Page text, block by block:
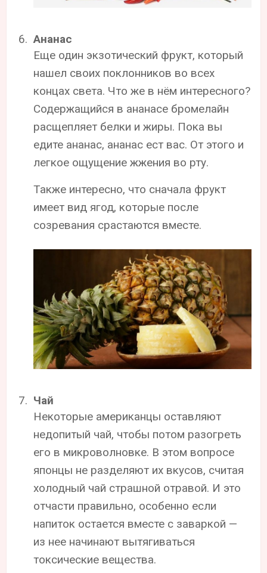
Ананас
Еще один экзотический фрукт, который
нашел своих поклонников во всех
концах света. Что же в нём интересного?
Содержащийся в ананасе бромелайн
расщепляет белки и жиры. Пока вы
едите ананас, ананас ест вас. От этого и
легкое ощущение жжения во рту.
Также интересно, что сначала фрукт
имеет вид ягод, которые после
созревания срастаются вместе.
Чай
Некоторые американцы оставляют
недопитый чай, чтобы потом разогреть
его в микроволновке. В этом вопросе
японцы не разделяют их вкусов, считая
холодный чай страшной отравой. И это
отчасти правильно, особенно если
напиток остается вместе с заваркой —
из нее начинают вытягиваться
токсические вещества.